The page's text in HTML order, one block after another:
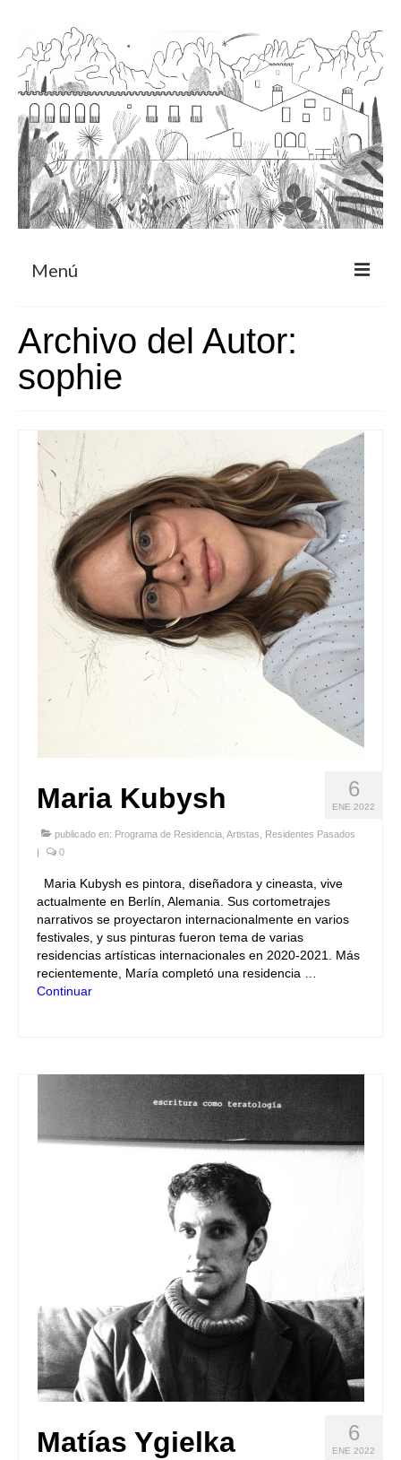
Menú
Programa de residencia
CRUCERO
Quedate con nosotras
Archivo
Contacto
Idioma:
Archivo del Autor:
sophie
6
ENE 2022
Maria Kubysh
publicado en: Programa de Residencia Artistas
Residentes Pasados
|
0
Maria Kubysh es pintora, diseñadora y cineasta, vive
actualmente en Berlín, Alemania. Sus cortometrajes
narrativos se proyectaron internacionalmente en varios
festivales, y sus pinturas fueron tema de varias
residencias artísticas internacionales en 2020-2021. Más
recientemente, María completó una residencia …
Continuar
6
ENE 2022
Matías Ygielka